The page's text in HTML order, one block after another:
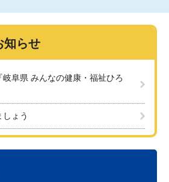
知らせ
阜県 みんなの健康・福祉ひろ
ょう